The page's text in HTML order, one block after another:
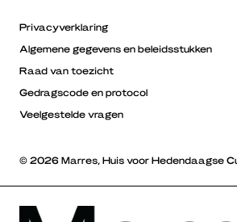
Privacyverklaring
Algemene gegevens en beleidsstukken
Raad van toezicht
Gedragscode en protocol
Veelgestelde vragen
© 2026 Marres, Huis voor Hedendaagse